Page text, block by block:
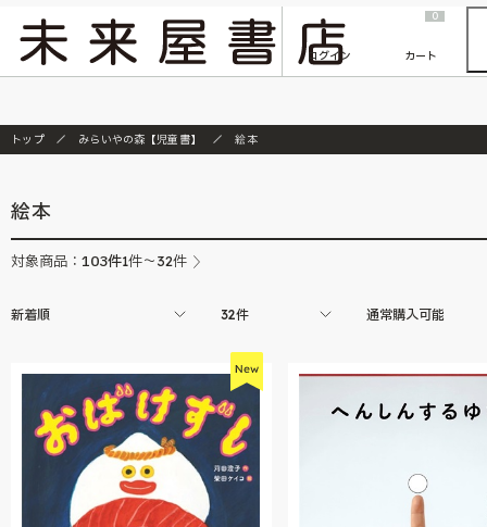
『ONE PIECE magazine 021 ONE PIECEカード付き同梱版』発売延期のご案内
ログイン
0
カート
トップ みらいやの森【児童書】 絵本
絵本
対象商品： 103件1件～32件
新着順 32件 通常購入可能